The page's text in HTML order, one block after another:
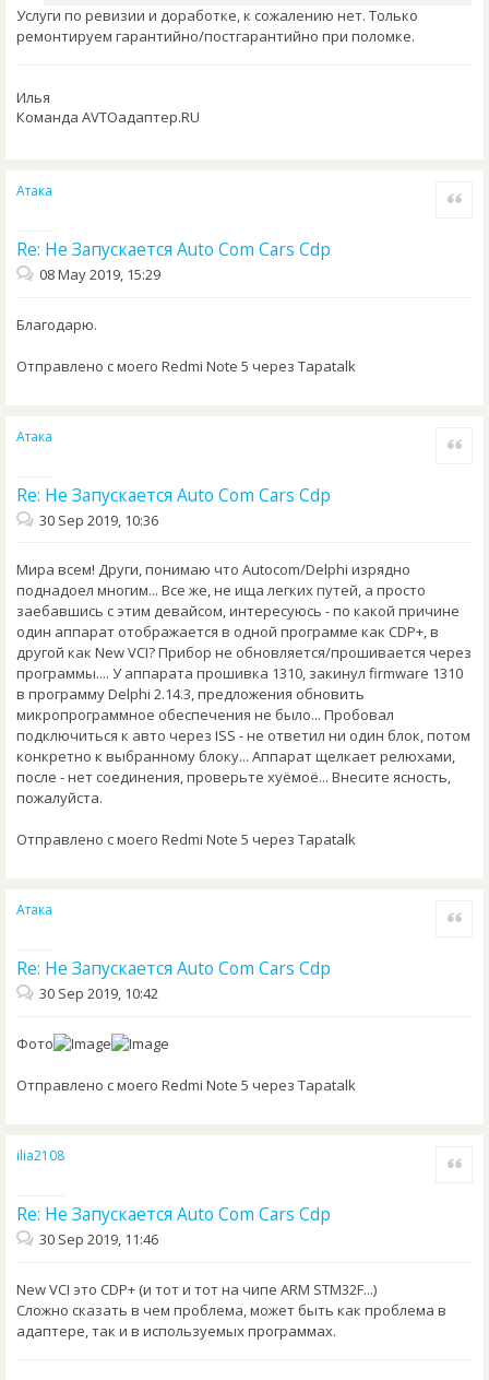
Услуги по ревизии и доработке, к сожалению нет. Только
ремонтируем гарантийно/постгарантийно при поломке.
Илья
Команда AVTOадаптер.RU
Атака
Re: Не Запускается Auto Com Cars Cdp
Quote
08 May 2019, 15:29
Благодарю.
Отправлено с моего Redmi Note 5 через Tapatalk
Атака
Re: Не Запускается Auto Com Cars Cdp
Quote
30 Sep 2019, 10:36
Мира всем! Други, понимаю что Autocom/Delphi изрядно
поднадоел многим... Все же, не ища легких путей, а просто
заебавшись с этим девайсом, интересуюсь - по какой причине
один аппарат отображается в одной программе как CDP+, в
другой как New VCI? Прибор не обновляется/прошивается через
программы.... У аппарата прошивка 1310, закинул firmware 1310
в программу Delphi 2.14.3, предложения обновить
микропрограммное обеспечения не было... Пробовал
подключиться к авто через ISS - не ответил ни один блок, потом
конкретно к выбранному блоку... Аппарат щелкает релюхами,
после - нет соединения, проверьте хуёмоё... Внесите ясность,
пожалуйста.
Отправлено с моего Redmi Note 5 через Tapatalk
Атака
Re: Не Запускается Auto Com Cars Cdp
Quote
30 Sep 2019, 10:42
Фото
Отправлено с моего Redmi Note 5 через Tapatalk
ilia2108
Re: Не Запускается Auto Com Cars Cdp
Quote
30 Sep 2019, 11:46
New VCI это CDP+ (и тот и тот на чипе ARM STM32F...)
Сложно сказать в чем проблема, может быть как проблема в
адаптере, так и в используемых программах.